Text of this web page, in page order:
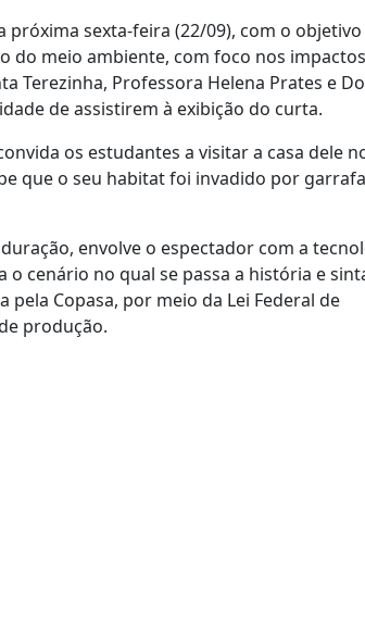
sexta-feira (22/09), com o
do meio ambiente, com foco nos
Terezinha, Professora Helena Prates e
de assistirem à exibição do curta.
os estudantes a visitar a casa dele
que o seu habitat foi invadido por
envolve o espectador com a
cenário no qual se passa a história e
Copasa, por meio da Lei Federal de
produção.